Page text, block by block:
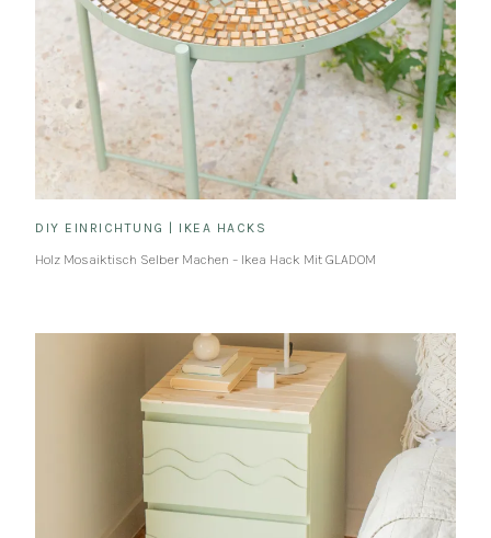
DIY EINRICHTUNG IKEA HACKS
Holz Mosaiktisch Selber Machen – Ikea Hack Mit GLADOM